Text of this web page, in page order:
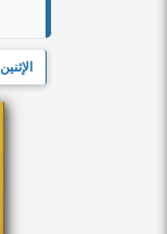
الإثنين